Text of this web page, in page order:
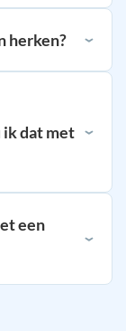
herken?
ik dat met
een